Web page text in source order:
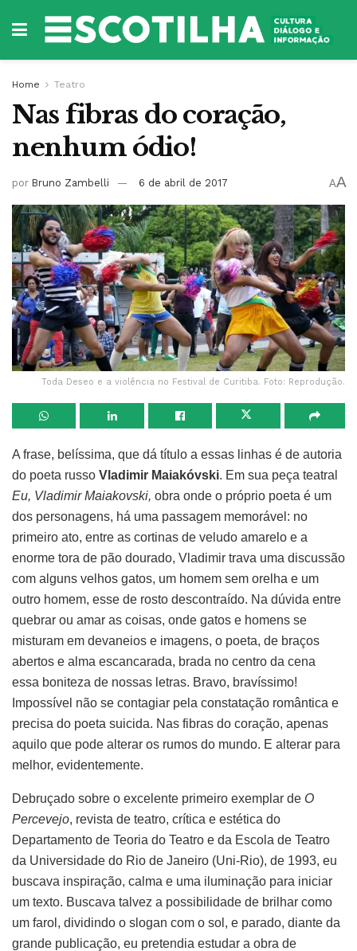
Home Teatro
Nas fibras do coração,
nenhum ódio!
por Bruno Zambelli 6 de abril de 2017 AA
Toda Deseo e a violência no Festival de Curitiba. Foto: Reprodução.
A frase, belíssima, que dá título a essas linhas é de autoria
do poeta russo Vladimir Maiakóvski. Em sua peça teatral
Eu, Vladimir Maiakovski, obra onde o próprio poeta é um
dos personagens, há uma passagem memorável: no
primeiro ato, entre as cortinas de veludo amarelo e a
enorme tora de pão dourado, Vladimir trava uma discussão
com alguns velhos gatos, um homem sem orelha e um
outro homem, esse de rosto descontraído. Na dúvida entre
quebrar ou amar as coisas, onde gatos e homens se
misturam em devaneios e imagens, o poeta, de braços
abertos e alma escancarada, brada no centro da cena
essa boniteza de nossas letras. Bravo, bravíssimo!
Impossível não se contagiar pela constatação romântica e
precisa do poeta suicida. Nas fibras do coração, apenas
aquilo que pode alterar os rumos do mundo. E alterar para
melhor, evidentemente.
Debruçado sobre o excelente primeiro exemplar de O
Percevejo, revista de teatro, crítica e estética do
Departamento de Teoria do Teatro e da Escola de Teatro
da Universidade do Rio de Janeiro (Uni-Rio), de 1993, eu
buscava inspiração, calma e uma iluminação para iniciar
um texto. Buscava talvez a possibilidade de brilhar como
um farol, dividindo o slogan com o sol, e parado, diante da
grande publicação, eu pretendia estudar a obra de